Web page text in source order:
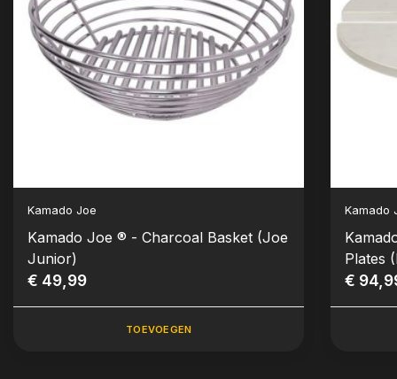
Kamado Joe
Kamado Joe ® - Charcoal Basket (Joe
Junior)
€ 49,99
TOEVOEGEN
Kamado
Plates
€